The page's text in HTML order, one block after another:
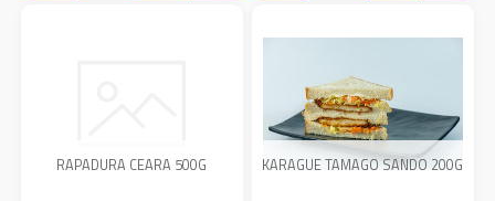
RAPADURA CEARA 500G KARAGUE TAMAGO SANDO 200G